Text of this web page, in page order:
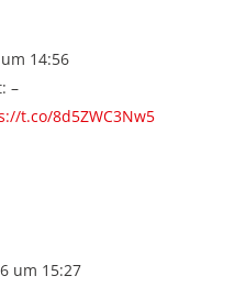
14:56
–
t.co/8d5ZWC3Nw5
um 15:27